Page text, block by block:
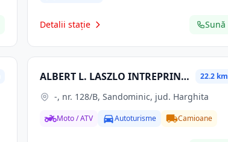
Detalii stație Sună
ALBERT L. LASZLO INTREPRINDERE INDIVIDUALA 22.2 km
-, nr. 128/B, Sandominic, jud. Harghita
Moto / ATV Autoturisme Camioane